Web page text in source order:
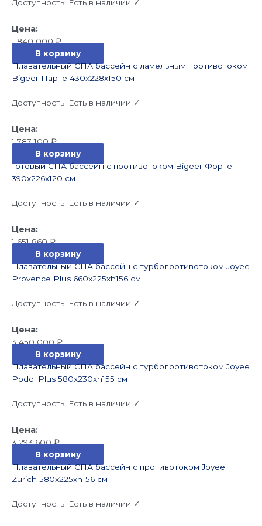
Доступность: Есть в наличии ✓
1 840 000₽
В корзину
Плавательный СПА бассейн с ламельным противотоком
Bigeer Парте 430x228x150 см
Доступность: Есть в наличии ✓
1 787 100₽
В корзину
Готовый СПА бассейн с противотоком Bigeer Форте
390x226x120 см
Доступность: Есть в наличии ✓
1 651 860₽
В корзину
Плавательный СПА бассейн с турбопротивотоком Joyee
Provence Plus 660x225xh156 см
Доступность: Есть в наличии ✓
3 450 000₽
В корзину
Плавательный СПА бассейн с турбопротивотоком Joyee
Podol Plus 580x230xh155 см
Доступность: Есть в наличии ✓
3 293 600₽
В корзину
Плавательный СПА бассейн с противотоком Joyee
Zurich 580x225xh156 см
Доступность: Есть в наличии ✓